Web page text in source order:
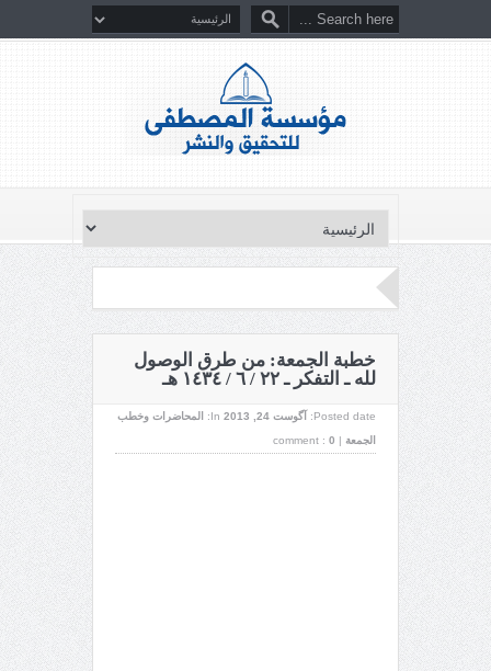
خطبة الجمعة: من طرق الوصول
لله ـ التفكر ـ ٢٢ / ٦ / ١٤٣٤ هـ
Posted date: آگوست 24, 2013 In:
المحاضرات وخطب
الجمعة |
comment : 0